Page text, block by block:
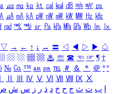
㎍ ㎎ ㎏ ㏏ ㎈ ㎉ ㏈ ㎧ ㎨ ㎰
㎂ ㎃ ㎄ ㎺ ㎻ ㎽ ㎾ ㎿ ㎐ ㎑
㎭ ㎮ ㎯ ㏛ ㎩ ㎪ ㎫ ㎬ ㏝ ㏐
㏓
▽ → ← ↑ ↓ ↔ 〓 ◁ ◀ ▷ ▶ ♤
▨ ▧ ▦ ▩ ♨ ☏ ☎ ☜ ☞ ¶ †
№ ㏇ ™ ㏂ ㏘ ℡ ＃ ＆ ＊ ＠ ª º
Ⅳ Ⅴ Ⅵ Ⅶ Ⅷ Ⅸ Ⅹ
ب ت ث ج ح خ د ذ ر ز س ش